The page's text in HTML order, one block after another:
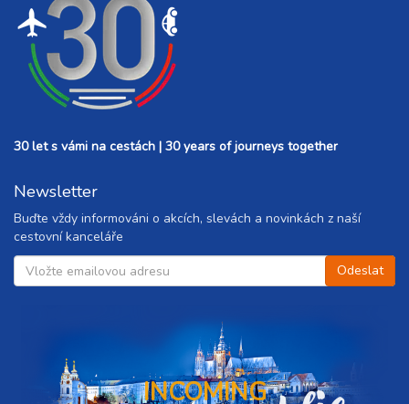
30 let s vámi na cestách | 30 years of journeys together
Newsletter
Buďte vždy informováni o akcích, slevách a novinkách z naší
cestovní kanceláře
INCOMING